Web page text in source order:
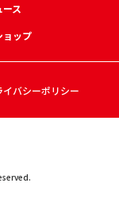
ス
ョップ
イバシーポリシー